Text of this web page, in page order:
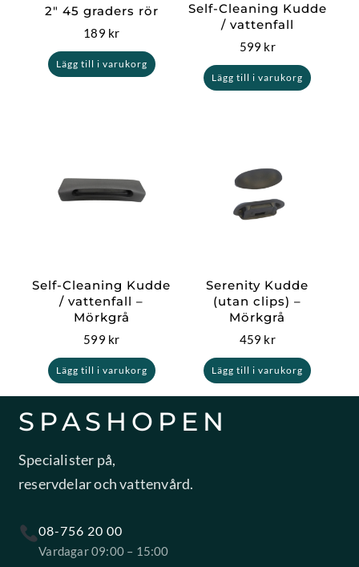
2″ 45 graders rör
189 kr
Lägg till i varukorg
Self-Cleaning Kudde
/ vattenfall
599 kr
Lägg till i varukorg
Self-Cleaning Kudde
/ vattenfall –
Mörkgrå
599 kr
Lägg till i varukorg
Serenity Kudde
(utan clips) –
Mörkgrå
459 kr
Lägg till i varukorg
SPASHOPEN
Specialister på,
reservdelar och vattenvård.
08-756 20 00
Vardagar 09:00 – 15:00